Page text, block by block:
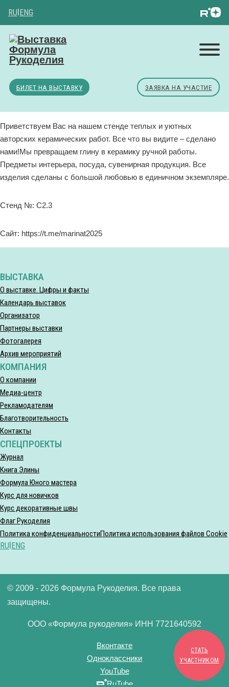
RU|ENG
БИЛЕТ НА ВЫСТАВКУ ЗАЯВКА НА УЧАСТИЕ
Приветствуем Вас на нашем стенде теплых и уютных
авторских керамических работ. Все что вы видите – сделано
нами!Мы превращаем глину в керамику ручной работы.
Предметы интерьера, посуда, сувенирная продукция. Все
изделия сделаны с большой любовью в единичном экземпляре.
Стенд №: C2.3
Сайт: https://t.me/marinat2025
ВЫСТАВКА
О выставке. Цифры и факты
Календарь выставок
Организатор
Партнеры выставки
Фотогалерея
Архив мероприятий
КОМПАНИЯ
О компании
Медиа-центр
Рекламодателям
Благотворительность
Контакты
СПЕЦПРОЕКТЫ
Журнал
Книга Элины
Формула Юного мастера
Курс для новичков
Курс декоративные швы
Флаг Рукоделия
СТАТЬ
УЧАСТНИКОМ
Политика конфиденциальностиПолитика использования файлов Cookie
RU ENG
© 2009 - 2026 Формула Рукоделия. Все права
защищены.
ООО «Формула рукоделия» ИНН 7721640592
Вконтакте
Одноклассники
YouTube
RuTube